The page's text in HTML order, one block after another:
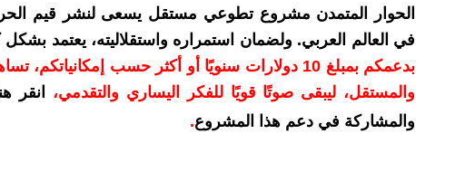
الحوار المتمدن مشروع تطوعي مستقل يسعى لنشر قيم الحرية،
في العالم العربي. ولضمان استمراره واستقلاليته، يعتمد
بدعمكم بمبلغ 10 دولارات سنويًا أو أكثر حسب
والمستقل، ليبقى صوتًا قويًا للفكر اليساري والتقدمي،
انقر
والمشاركة في دعم هذا المشروع.